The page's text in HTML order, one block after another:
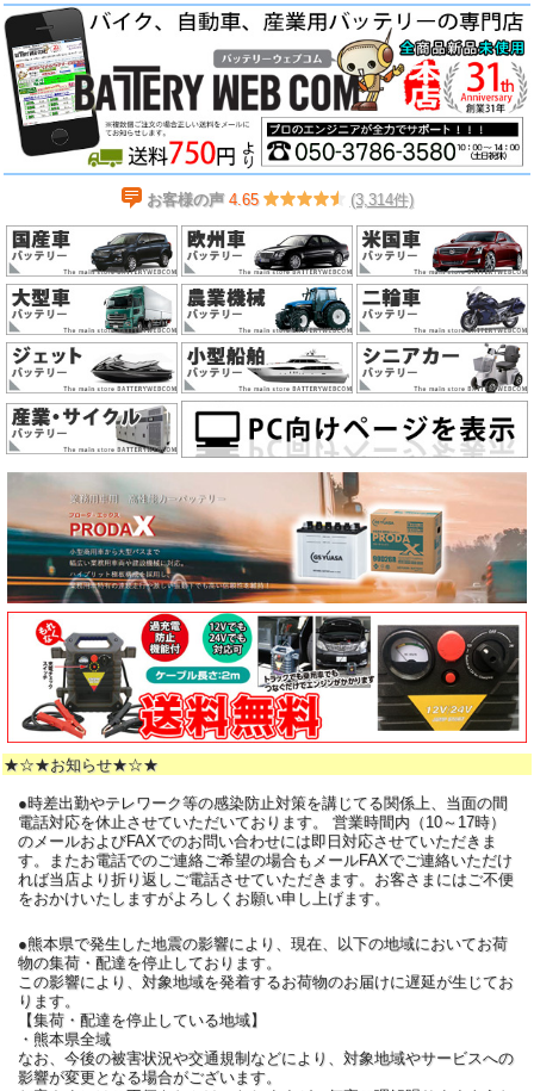
お客様の声 4.65 (3,314件)
★☆★お知らせ★☆★
●時差出勤やテレワーク等の感染防止対策を講じてる関係上、当面の間
電話対応を休止させていただいております。 営業時間内（10～17時）
のメールおよびFAXでのお問い合わせには即日対応させていただきま
す。またお電話でのご連絡ご希望の場合もメールFAXでご連絡いただけ
れば当店より折り返しご電話させていただきます。お客さまにはご不便
をおかけいたしますがよろしくお願い申し上げます。
●熊本県で発生した地震の影響により、現在、以下の地域においてお荷
物の集荷・配達を停止しております。
この影響により、対象地域を発着するお荷物のお届けに遅延が生じてお
ります。
【集荷・配達を停止している地域】
・熊本県全域
なお、今後の被害状況や交通規制などにより、対象地域やサービスへの
影響が変更となる場合がございます。